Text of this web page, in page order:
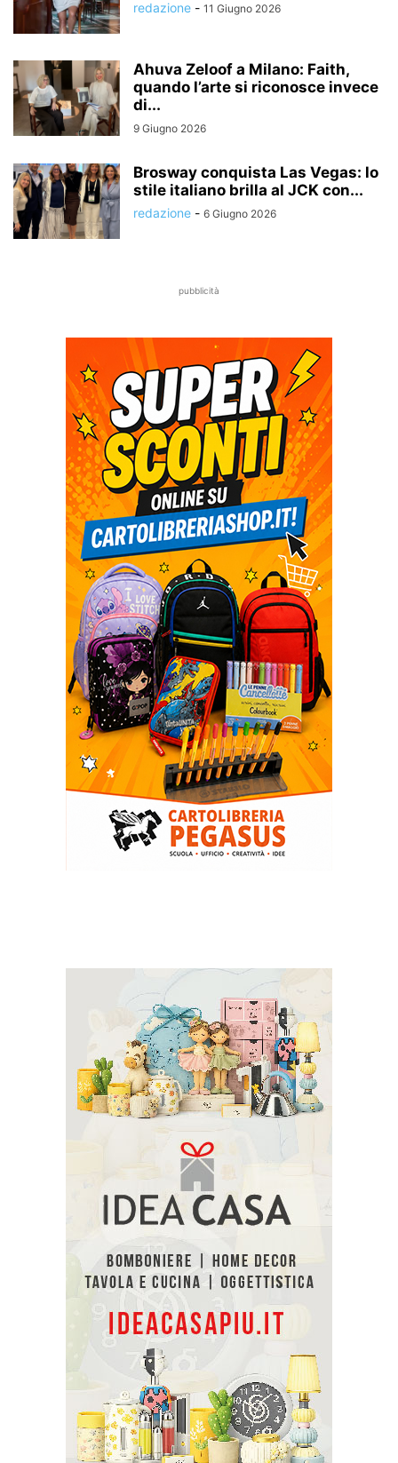
redazione - 11 Giugno 2026
Ahuva Zeloof a Milano: Faith,
quando l’arte si riconosce invece
di...
9 Giugno 2026
Brosway conquista Las Vegas: lo
stile italiano brilla al JCK con...
redazione - 6 Giugno 2026
pubblicità